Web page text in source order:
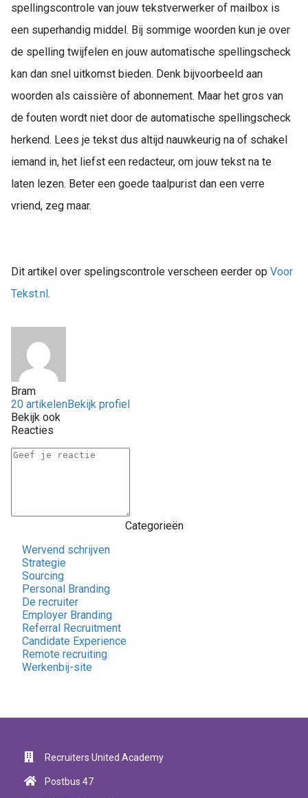
spellingscontrole van jouw tekstverwerker of mailbox is
een superhandig middel. Bij sommige woorden kun je over
de spelling twijfelen en jouw automatische spellingscheck
kan dan snel uitkomst bieden. Denk bijvoorbeeld aan
woorden als caissière of abonnement. Maar het gros van
de fouten wordt niet door de automatische spellingscheck
herkend. Lees je tekst dus altijd nauwkeurig na of schakel
iemand in, het liefst een redacteur, om jouw tekst na te
laten lezen. Beter een goede taalpurist dan een verre
vriend, zeg maar.
Dit artikel over spelingscontrole verscheen eerder op Voor
Tekst.nl .
Bram
20 artikelenBekijk profiel
Bekijk ook
Reacties
Categorieën
Wervend schrijven
Strategie
Sourcing
Personal Branding
De recruiter
Employer Branding
Referral Recruitment
Candidate Experience
Remote recruiting
Werkenbij-site
Recruiters United Academy
Postbus 47